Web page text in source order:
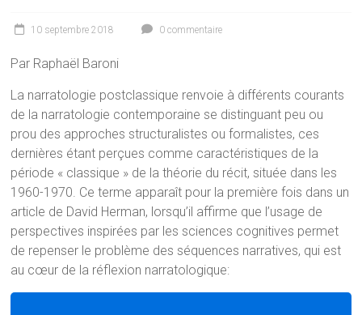
10 septembre 2018 0 commentaire
Par Raphaël Baroni
La narratologie postclassique renvoie à différents courants
de la narratologie contemporaine se distinguant peu ou
prou des approches structuralistes ou formalistes, ces
dernières étant perçues comme caractéristiques de la
période « classique » de la théorie du récit, située dans les
1960-1970. Ce terme apparaît pour la première fois dans un
article de David Herman, lorsqu’il affirme que l’usage de
perspectives inspirées par les sciences cognitives permet
de repenser le problème des séquences narratives, qui est
au cœur de la réflexion narratologique: